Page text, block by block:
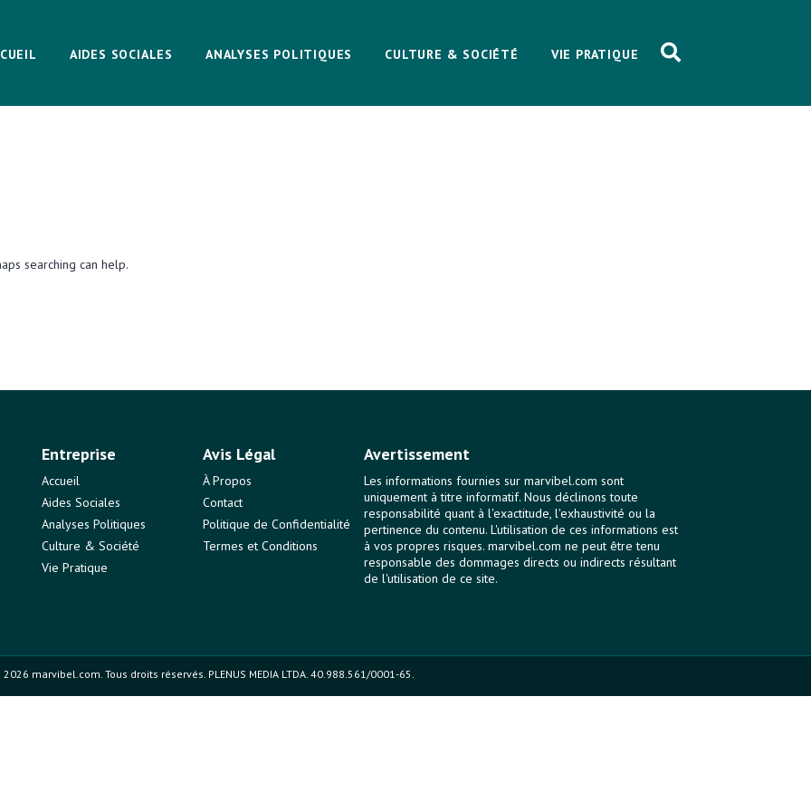
AIDES SOCIALES ANALYSES POLITIQUES CULTURE & SOCIÉTÉ VIE PRATIQUE
searching can help.
Entreprise
Accueil
Aides Sociales
Analyses Politiques
Culture & Société
Vie Pratique
Avis Légal
À Propos
Contact
Politique de Confidentialité
Termes et Conditions
Avertissement
Les informations fournies sur marvibel.com sont
uniquement à titre informatif. Nous déclinons toute
responsabilité quant à l'exactitude, l'exhaustivité ou la
pertinence du contenu. L'utilisation de ces informations est
à vos propres risques. marvibel.com ne peut être tenu
responsable des dommages directs ou indirects résultant
de l'utilisation de ce site.
marvibel.com. Tous droits réservés. PLENUS MEDIA LTDA. 40.988.561/0001-65.